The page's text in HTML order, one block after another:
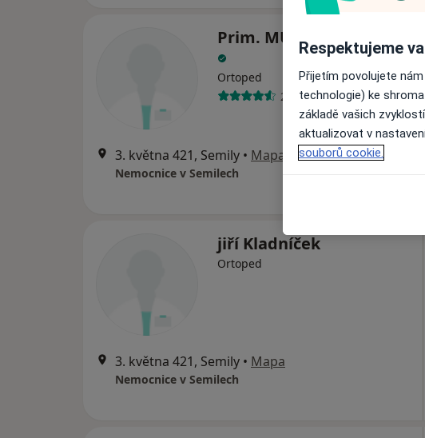
Prim. MUDr. Peter Stica
Ortoped
27 názorů
3. května 421, Semily • Mapa
Nemocnice v Semilech
jiří Kladníček
Ortoped
3. května 421, Semily • Mapa
Nemocnice v Semilech
Respektujeme
Přijetím povolujete
technologie) ke
základě vašich
aktualizovat v
souborů cookie.